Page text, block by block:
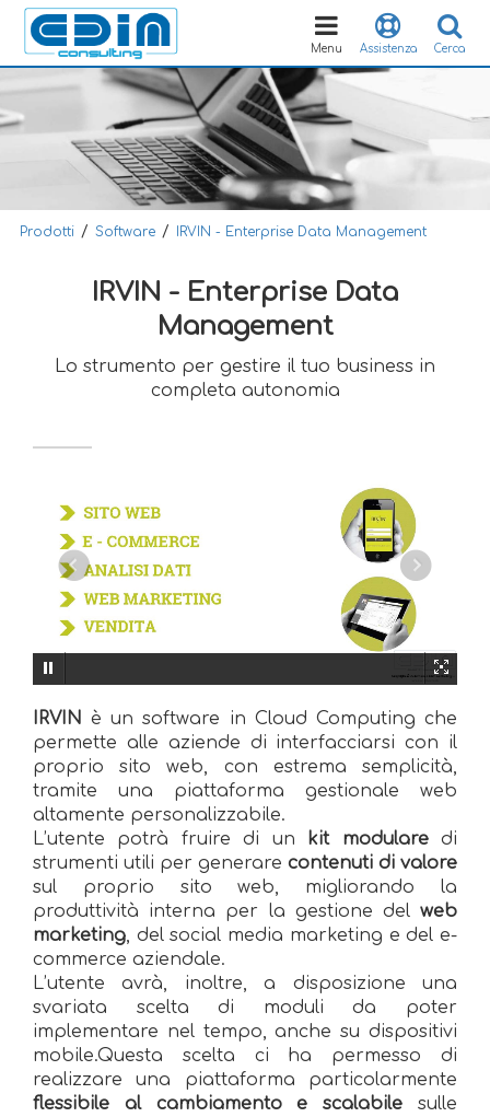
Cerca
Assistenza
Toggle
navigation
Menu
Prodotti / Software / IRVIN - Enterprise Data Management
IRVIN - Enterprise Data
Management
Lo strumento per gestire il tuo business in
completa autonomia
IRVINè un software in Cloud Computing che
permette alle aziende di interfacciarsi con il
proprio sito web, con estrema semplicità,
tramite una piattaforma gestionale web
altamente personalizzabile.
L’utente potrà fruire di un kit modularedi
strumenti utili per generare contenuti di valore
sul proprio sito web, migliorando la
produttività interna per la gestione del web
marketing, del social media marketing e del e-
commerce aziendale.
L’utente avrà, inoltre, a disposizione una
svariata scelta di moduli da poter
implementare nel tempo, anche su dispositivi
mobile.Questa scelta ci ha permesso di
realizzare una piattaforma particolarmente
flessibile al cambiamento e scalabile sulle